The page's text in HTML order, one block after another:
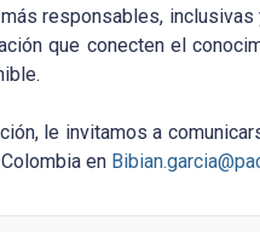
responsables,
que conecten el
le invitamos a
en